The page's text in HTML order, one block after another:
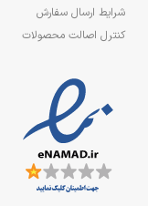
شرایط ارسال سفارش
کنترل اصالت محصولات